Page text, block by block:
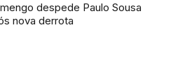
despede Paulo Sousa
nova derrota